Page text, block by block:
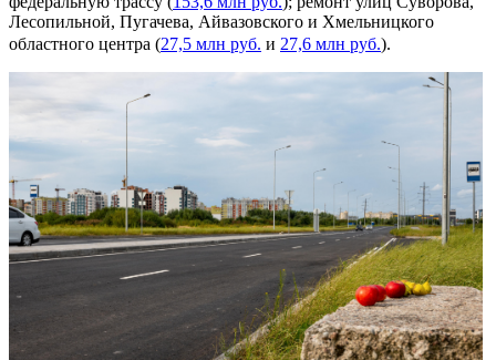
Лесопильной, Пугачева, Айвазовского и Хмельницкого
областного центра (27,5 млн руб. и 27,6 млн руб.).